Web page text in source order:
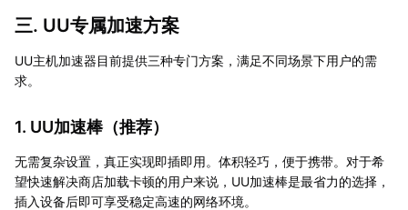
三. UU专属加速方案
UU主机加速器目前提供三种专门方案，满足不同场景下用户的需
求。
1. UU加速棒（推荐）
无需复杂设置，真正实现即插即用。体积轻巧，便于携带。对于希
望快速解决商店加载卡顿的用户来说，UU加速棒是最省力的选择，
插入设备后即可享受稳定高速的网络环境。